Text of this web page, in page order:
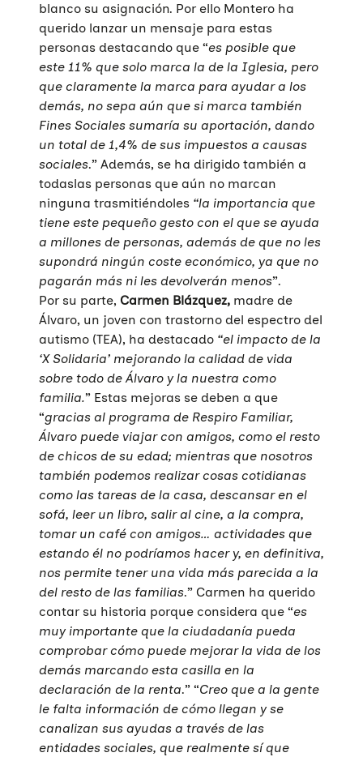
Quiénes somos
Sobre UNAF
Áreas de acción
blanco su asignación. Por ello Montero ha
querido lanzar un mensaje para estas
personas destacando que “es posible que
este 11% que solo marca la de la Iglesia, pero
que claramente la marca para ayudar a los
demás, no sepa aún que si marca también
Fines Sociales sumaría su aportación, dando
un total de 1,4% de sus impuestos a causas
sociales.” Además, se ha dirigido también a
todaslas personas que aún no marcan
ninguna trasmitiéndoles “la importancia que
tiene este pequeño gesto con el que se ayuda
a millones de personas, además de que no les
supondrá ningún coste económico, ya que no
pagarán más ni les devolverán menos”.
Por su parte, Carmen Blázquez, madre de
Álvaro, un joven con trastorno del espectro del
autismo (TEA), ha destacado “el impacto de la
‘X Solidaria’ mejorando la calidad de vida
sobre todo de Álvaro y la nuestra como
familia.” Estas mejoras se deben a que
“gracias al programa de Respiro Familiar,
Álvaro puede viajar con amigos, como el resto
de chicos de su edad; mientras que nosotros
también podemos realizar cosas cotidianas
como las tareas de la casa, descansar en el
sofá, leer un libro, salir al cine, a la compra,
tomar un café con amigos… actividades que
estando él no podríamos hacer y, en definitiva,
nos permite tener una vida más parecida a la
del resto de las familias.” Carmen ha querido
contar su historia porque considera que “es
muy importante que la ciudadanía pueda
comprobar cómo puede mejorar la vida de los
demás marcando esta casilla en la
declaración de la renta.” “Creo que a la gente
le falta información de cómo llegan y se
canalizan sus ayudas a través de las
entidades sociales, que realmente sí que